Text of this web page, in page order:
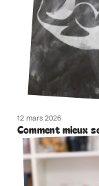
12 mars 2026
Comment mieux